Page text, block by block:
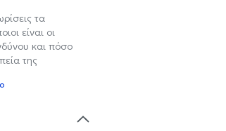
τα
είναι οι
και πόσο
της